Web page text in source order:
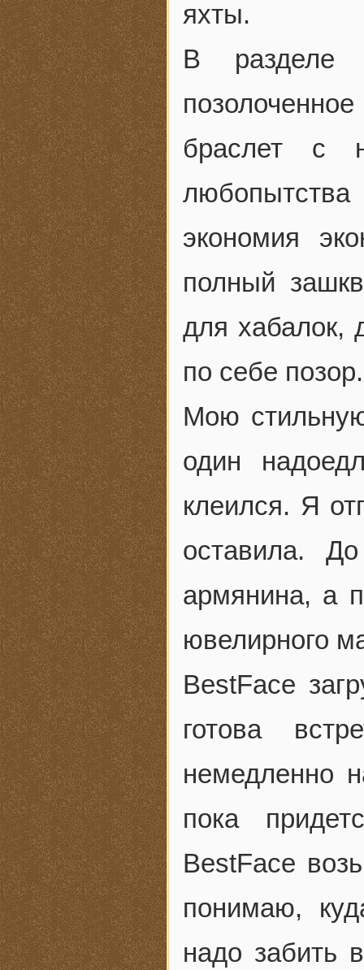
яхты.
В разделе
браслет с
экономия
полный
для хабалок,
по себе позор.
Мою
один
клеился. Я
оставила.
армянина, а
ювелирного
BestFace
готова
немедленно
пока
BestFace
понимаю,
надо забить